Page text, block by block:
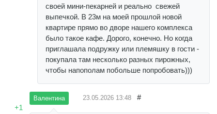
своей мини-пекарней и реально свежей
выпечкой. В 23м на моей прошлой новой
квартире прямо во дворе нашего комплекса
было такое кафе. Дорого, конечно. Но когда
приглашала подружку или племяшку в гости -
покупала там несколько разных пирожных,
чтобы напополам побольше попробовать)))
+1
Валентина 23.05.2026 13:48 #